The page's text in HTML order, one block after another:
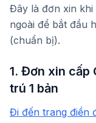
Đây là đơn xin
ngoài để bắt đầu
(chuẩn bị).
1. Đơn xin cấp
trú 1 bản
Đi đến trang điền